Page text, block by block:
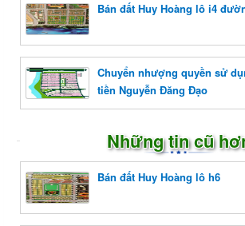
Bán đất Huy Hoàng lô i4
Chuyển nhượng quyền sử
tiền Nguyễn Đăng Đạo
Những tin cũ
Bán đất Huy Hoàng lô h6